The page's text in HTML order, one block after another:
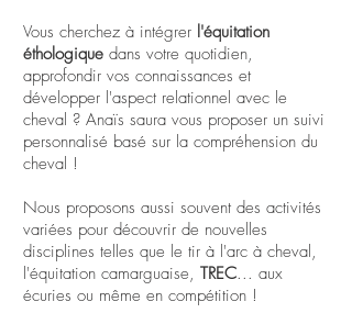
Vous cherchez à intégrer l'équitation
éthologique dans votre quotidien,
approfondir vos connaissances et
développer l'aspect relationnel avec le
cheval ? Anaïs saura vous proposer un suivi
personnalisé basé sur la compréhension du
cheval !
Nous proposons aussi souvent des activités
variées pour découvrir de nouvelles
disciplines telles que le tir à l'arc à cheval,
l'équitation camarguaise, TREC... aux
écuries ou même en compétition !